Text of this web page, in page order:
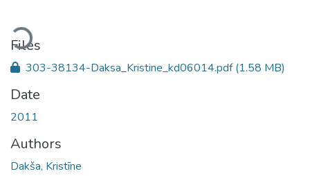
Loading...
Files
303-38134-Daksa_Kristine_kd06014.pdf(1.58 MB)
Date
2011
Authors
Dakša, Kristīne